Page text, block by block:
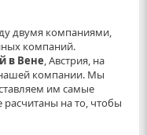
двумя компаниями,
компаний.
в Вене, Австрия, на
компании. Мы
им самые
на то, чтобы